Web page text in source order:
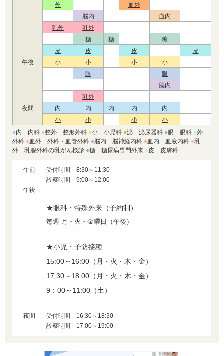
外
血外
脳内
血内
乳外
乳外
糖
糖
糖
皮
皮 皮
皮
午後
小 小 小
小
眼
眼
脳内
乳外
夜間
内 内 内 内
内
小
小 小
小
●内…内科 ●整外…整形外科 ●小…小児科 ●泌…泌尿器科 ●眼…眼科 ●外…
外科 ●血外…外科・血管外科 ●脳内…脳神経内科 ●血内…血液内科 ●乳
外…乳腺外科の乳がん検診 ●糖…糖尿病専門外来 ●皮…皮膚科
午前
受付時間 8:30～11:30
診察時間 9:00～12:00
午後
★眼科・特殊外来（予約制）
毎週 月・火・金曜日（午後）
★小児・予防接種
15:00～16:00（月・火・木・金）
17:30～18:00（月・火・木・金）
9：00～11:00（土）
夜間
受付時間 16:30～18:30
診察時間 17:00～19:00